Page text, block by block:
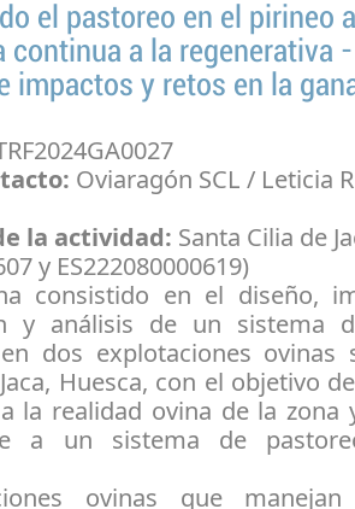
el pastoreo en el pirineo
continua a la regenerativa -
impactos y retos en la
Oviaragón SCL / Leticia
la actividad: Santa Cilia de
y ES222080000619)
consistido en el diseño,
y análisis de un sistema
dos explotaciones ovinas
Huesca, con el objetivo
la realidad ovina de la zona
a un sistema de
ovinas que